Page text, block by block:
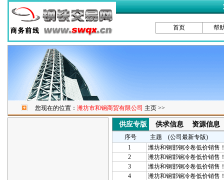
首页 帮
您现在的位置： 潍坊市和钢商贸有限公司 主页 >>
供应专版 供求信息 资源信息
序号
主题 (公司最新专版)
1
潍坊和钢邯钢冷卷低价销售
2
潍坊和钢邯钢冷卷低价销售
3
潍坊和钢邯钢冷卷低价销售
4
潍坊和钢邯钢冷卷低价销售